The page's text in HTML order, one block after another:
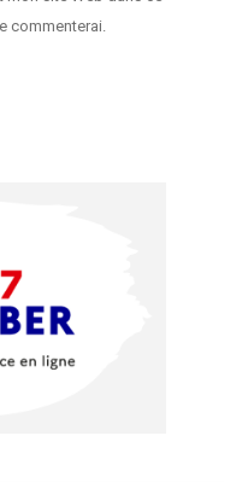
commenterai.